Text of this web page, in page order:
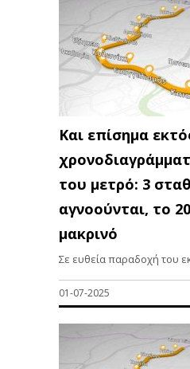
Και επίσημα
του μετρό: 3
αγνοούνται, το
μακρινό
Σε ευθεία παραδοχή του
01-07-2025